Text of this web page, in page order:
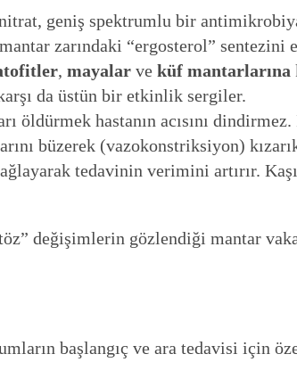
geniş spektrumlu bir
zarındaki “ergosterol” sentezini
, mayalar ve küf mantarlarına
da üstün bir etkinlik sergiler.
öldürmek hastanın acısını
büzerek (vazokonstriksiyon)
tedavinin verimini artırır.
değişimlerin gözlendiği mantar
başlangıç ve ara tedavisi için